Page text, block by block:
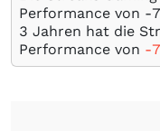
Performance von -
3 Jahren hat die
Performance von -